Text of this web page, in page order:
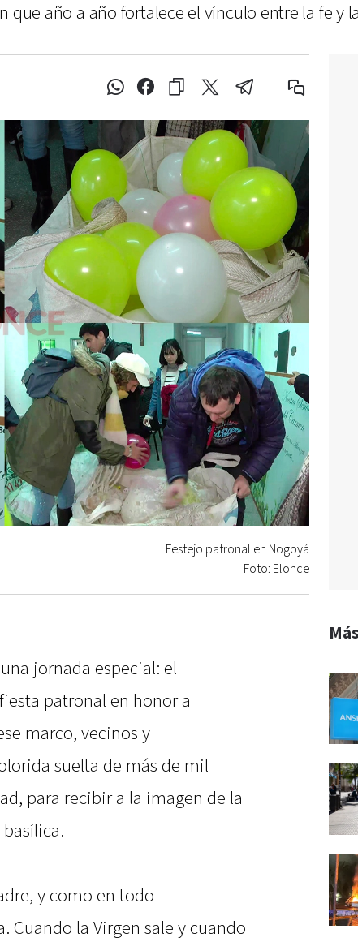
año a año fortalece el vínculo entre la fe y
Festejo patronal en Nogoyá
Foto: Elonce
jornada especial: el
patronal en honor a
marco, vecinos y
suelta de más de mil
para recibir a la imagen de la
y como en todo
Cuando la Virgen sale y cuando